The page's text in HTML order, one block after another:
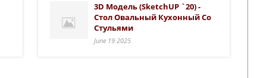
3D Модель (SketchUP `20) -
Стол Овальный Кухонный Со
Стульями
June 19 2025